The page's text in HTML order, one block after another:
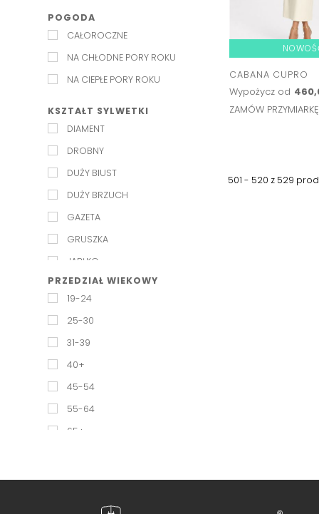
Z KOŁNIERZYKIEM
ZE STÓJKĄ
POGODA
CAŁOROCZNE
NA CHŁODNE PORY ROKU
NA CIEPŁE PORY ROKU
KSZTAŁT SYLWETKI
DIAMENT
DROBNY
DUŻY BIUST
DUŻY BRZUCH
GAZETA
GRUSZKA
JABŁKO
KLEPSYDRA
KOLUMNA
PROSTOKĄT
ROŻEK
SPORTOWY
TRÓJKĄT
PRZEDZIAŁ WIEKOWY
19-24
25-30
31-39
40+
45-54
55-64
65+
CABANA CUPRO
Wypożycz od
ZAMÓW PRZYMIARKĘ
501 - 520 z 529